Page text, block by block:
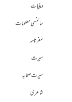
دینیات
سائنسی معلومات
سفرنامہ
سیرت
سیرت صحابہ
شاعری